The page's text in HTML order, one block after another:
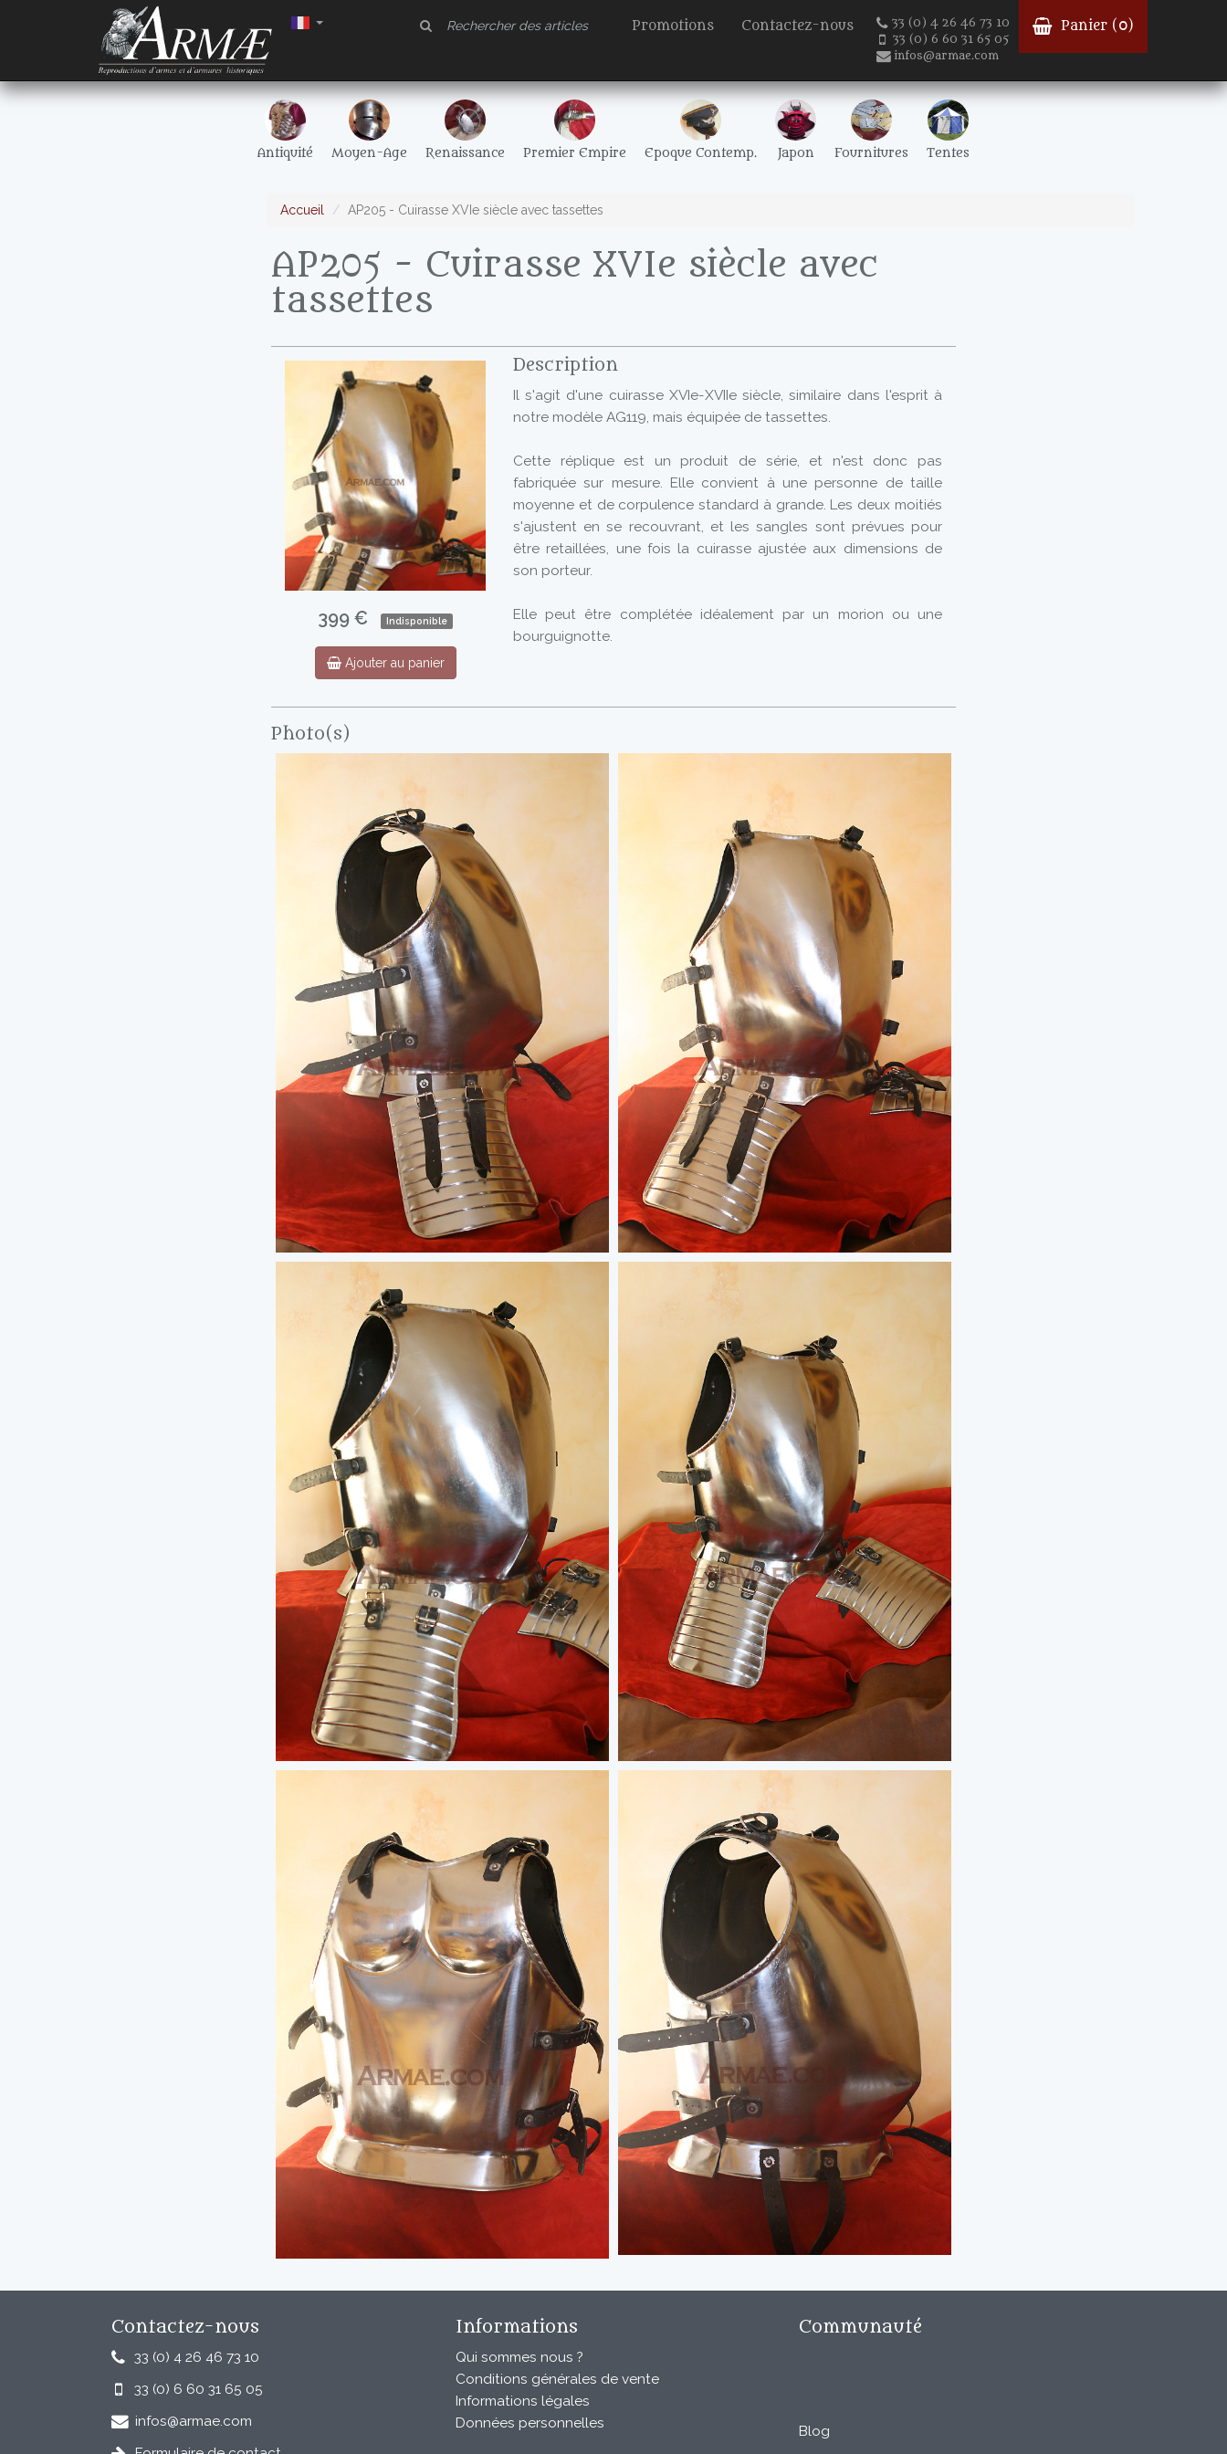
Promotions Contactez-nous
33 (0) 4 26 46 73 10
33 (0) 6 60 31 65 05
infos@armae.com
Panier ( 0)
Antiquité Moyen-Age Renaissance Premier Empire Epoque Contemp. Japon Fournitures Tentes
Accueil AP205 - Cuirasse XVIe siècle avec tassettes
AP205 - Cuirasse XVIe siècle avec
tassettes
399 € Indisponible
Ajouter au panier
Description
Il s'agit d'une cuirasse XVIe-XVIIe siècle, similaire dans l'esprit à
notre modèle AG119, mais équipée de tassettes.
Cette réplique est un produit de série, et n'est donc pas
fabriquée sur mesure. Elle convient à une personne de taille
moyenne et de corpulence standard à grande. Les deux moitiés
s'ajustent en se recouvrant, et les sangles sont prévues pour
être retaillées, une fois la cuirasse ajustée aux dimensions de
son porteur.
Elle peut être complétée idéalement par un morion ou une
bourguignotte.
Photo(s)
Contactez-nous
33 (0) 4 26 46 73 10
33 (0) 6 60 31 65 05
infos@armae.com
Informations
Qui sommes nous ?
Conditions générales de vente
Informations légales
Données personnelles
Communauté
Blog